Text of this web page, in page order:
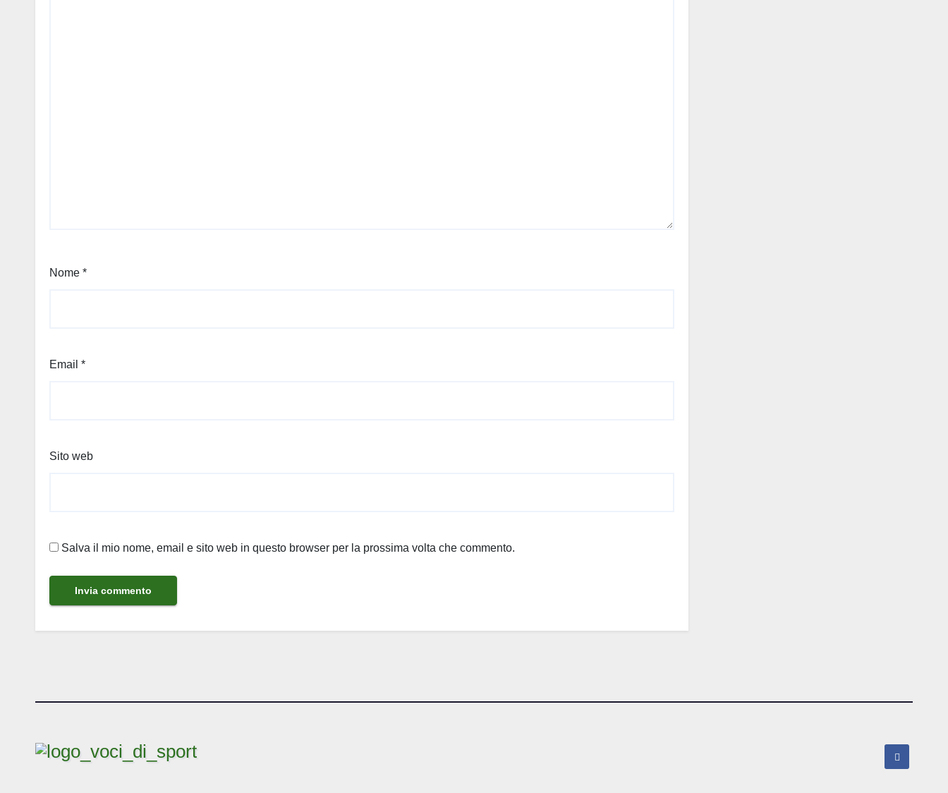
Nome *
Email *
Sito web
Salva il mio nome, email e sito web in questo browser per la prossima volta che commento.